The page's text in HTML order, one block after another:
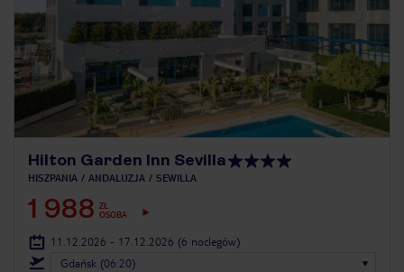
Hilton Garden Inn Sevilla
HISZPANIA ANDALUZJA SEWILLA
1 988 ZŁ
OSOBA
11.12.2026 - 17.12.2026 (6 noclegów)
Gdańsk (06:20)